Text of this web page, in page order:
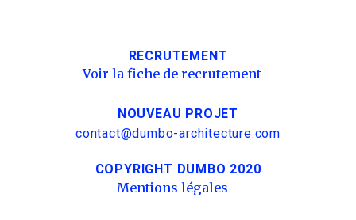
RECRUTEMENT
Voir la fiche de recrutement
NOUVEAU PROJET
contact@dumbo-architecture.com
COPYRIGHT DUMBO 2020
Mentions légales